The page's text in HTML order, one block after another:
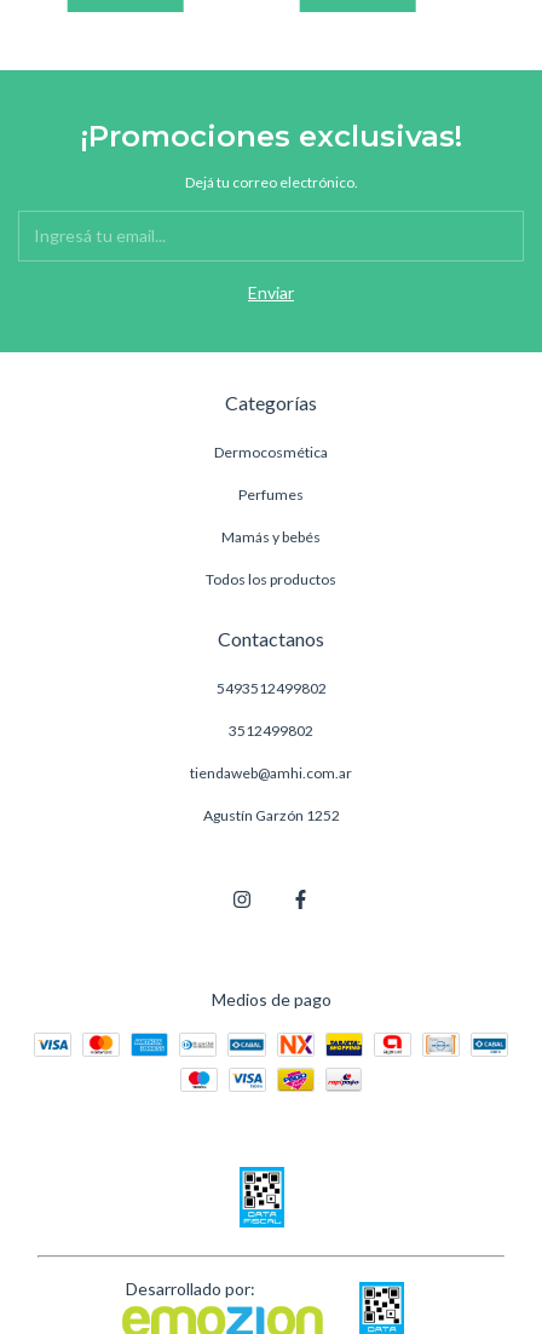
¡Promociones exclusivas!
Dejá tu correo electrónico.
Categorías
Dermocosmética
Perfumes
Mamás y bebés
Todos los productos
Contactanos
5493512499802
3512499802
tiendaweb@amhi.com.ar
Agustín Garzón 1252
Medios de pago
Desarrollado por: